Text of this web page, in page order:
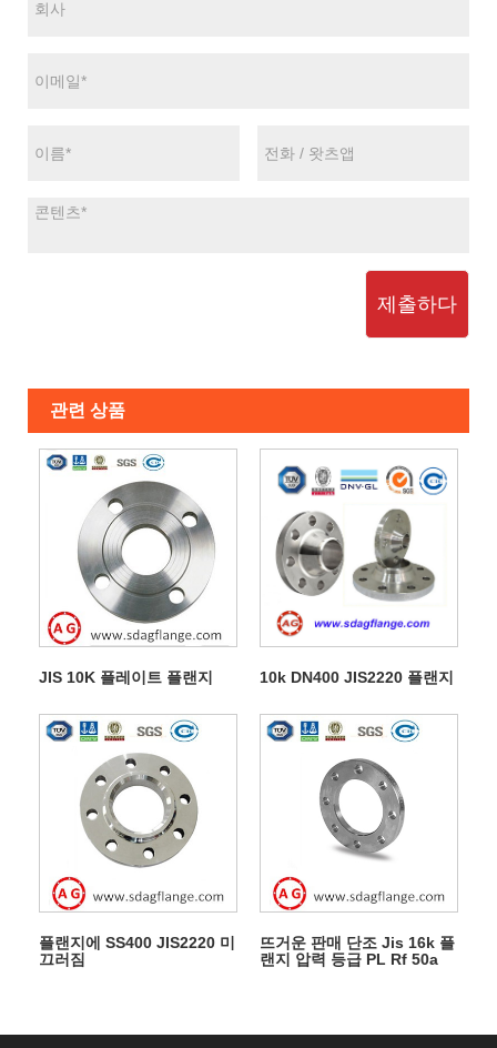
제출하다
관련 상품
JIS 10K 플레이트 플랜지 10k DN400 JIS2220 플랜지
플랜지에 SS400 JIS2220 미
끄러짐
뜨거운 판매 단조 Jis 16k 플
랜지 압력 등급 PL Rf 50a